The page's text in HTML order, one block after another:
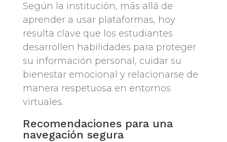
Según la institución, más allá de
aprender a usar plataformas, hoy
resulta clave que los estudiantes
desarrollen habilidades para proteger
su información personal, cuidar su
bienestar emocional y relacionarse de
manera respetuosa en entornos
virtuales.
Recomendaciones para una
navegación segura